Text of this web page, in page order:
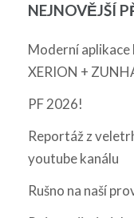
NEJNOVĚJŠÍ
Moderní aplikace
XERION +
PF 2026!
Reportáž z
youtube kanálu
Rušno na naší